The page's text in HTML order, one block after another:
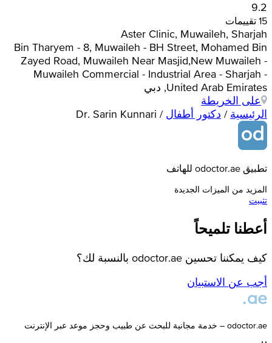
9.2
15 تقييمات
Aster Clinic, Muwaileh, Sharjah
Bin Tharyem - 8, Muwaileh - BH Street, Mohamed Bin
Zayed Road, Muwaileh Near Masjid,New Muwaileh -
Muwaileh Commercial - Industrial Area - Sharjah -
United Arab Emirates, دبي
على الخريطة
الرئيسية / دكتور أطفال /
Dr. Sarin Kunnari
تطبيق odoctor.ae للهاتف
المزيد من الميزات الجديدة
تثبيت
أعطنا تلميحاً
كيف يمكننا تحسين odoctor.ae بالنسبة لك؟
أجب عن الاستبيان
odoctor.ae – خدمة مجانية للبحث عن طبيب وحجز موعد عبر الإنترنت